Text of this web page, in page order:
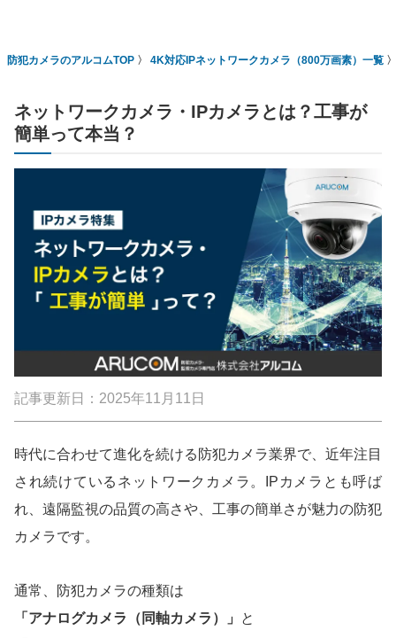
防犯カメラのアルコムTOP 4K対応IPネットワークカメラ（800万画素）一覧
ネットワークカメラ・IPカメラとは？工事が
簡単って本当？
記事更新日：2025年11月11日
時代に合わせて進化を続ける防犯カメラ業界で、近年注目
され続けているネットワークカメラ。IPカメラとも呼ば
れ、遠隔監視の品質の高さや、工事の簡単さが魅力の防犯
カメラです。
通常、防犯カメラの種類は
「アナログカメラ（同軸カメラ）」
と